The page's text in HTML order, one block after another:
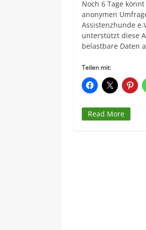
Noch 6 Tage
anonymen
Assistenzhunde
unterstützt diese
belastbare Daten
Teilen mit:
Read More